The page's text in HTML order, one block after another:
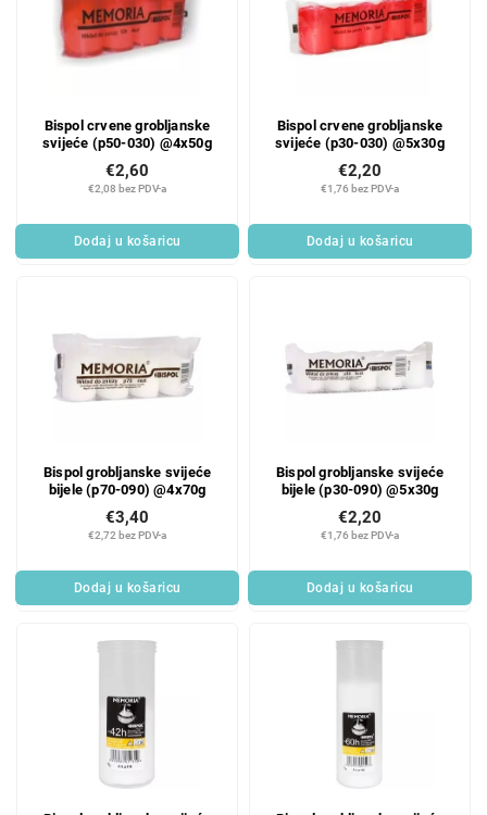
Bispol crvene grobljanske
svijeće (p50-030) @4x50g
€2,08 bez PDV-a
€2,60
Dodaj u košaricu
Bispol crvene grobljanske
svijeće (p30-030) @5x30g
€1,76 bez PDV-a
€2,20
Dodaj u košaricu
Bispol grobljanske svijeće
bijele (p70-090) @4x70g
€2,72 bez PDV-a
€3,40
Dodaj u košaricu
Bispol grobljanske svijeće
bijele (p30-090) @5x30g
€1,76 bez PDV-a
€2,20
Dodaj u košaricu